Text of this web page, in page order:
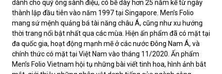
dành cho quý ông sành điệu, có bề dày hơn 25 năm kể từ ngày
thành lập đầu tiên vào năm 1997 tại Singapore. Men’s Folio
mang sứ mệnh quảng bá tài năng châu Á, cũng như xu hướng
thời trang nổi bật nhất qua các mùa. Hiện ấn phẩm đã có mặt tại
đa quốc gia, hoạt động mạnh mẽ ở các nước Đông Nam Á, và
chính thức có mặt tại Việt Nam vào tháng 11/2020. Ấn phẩm
Men’s Folio Vietnam hội tụ những bài viết tinh hoa, hình ảnh bắt